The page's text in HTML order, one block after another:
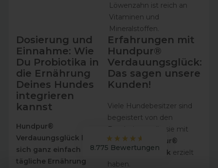
Löwenzahn ist reich an
Vitaminen und
Mineralstoffen.
Dosierung und
Einnahme: Wie
Du Probiotika in
die Ernährung
Deines Hundes
integrieren
kannst
Hundpur®
Verdauungsglück lässt
sich ganz einfach in die
tägliche Ernährung
Erfahrungen mit
Hundpur®
Verdauungsglück:
Das sagen unsere
Kunden!
Viele Hundebesitzer sind
begeistert von den
Ergebnissen, die sie mit
unseremHundpur®
Verdauungsglück erzielt
haben.
8.775 Bewertungen
Unsere Hündin ist schon eine ältere Dame
und kommt mit Hundpur gut über die
Runden.
Hilfreich Ja Teilen
Twitter
Facebook
Berlin, DE, 5.8.2026
Carola
Sind sehr zufrieden und dem Hund
bekommt es!
Hilfreich? Teilen
Twitter
Berlin, DE, 5.8.2026